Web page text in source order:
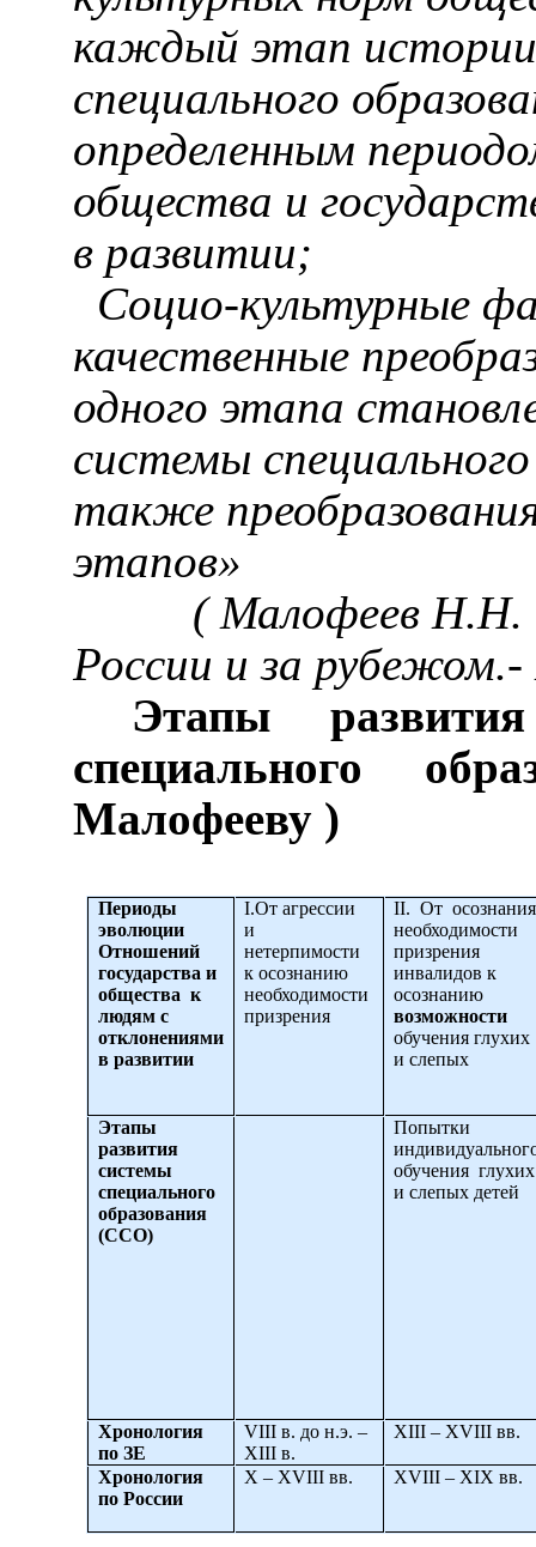
каждый этап
специального
определенным
общества и
в развитии;
Социо-культурные
качественные
одного этапа
системы
также
этапов»
(Малофеев Н.Н.
России и за рубежом.-
Этапы
специального
Малофееву )
Периоды
эволюции
Отношений
государства и
общества к
людям с
отклонениями
в развитии
I.От агрессии
и
нетерпимости
к осознанию
необходимости
призрения
II. От осознания
необходимости
призрения
инвалидов к
осознанию
возможности
обучения глухих
и слепых
Этапы
развития
системы
специального
образования
(ССО)
Попытки
обучения глухих
и слепых детей
Хронология
по ЗЕ
VIII в. до н.э. –
XIII в.
XIII – XVIII вв.
Хронология
по России
X – XVIII вв. XVIII – XIX вв.